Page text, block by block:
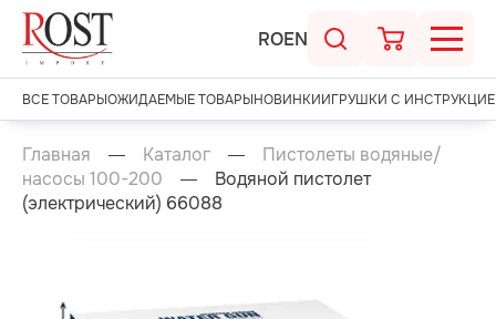
ROEN
ВСЕ ТОВАРЫОЖИДАЕМЫЕ ТОВАРЫНОВИНКИИГРУШКИ С
Главная Каталог
Пистолеты водяные/
насосы 100-200
Водяной пистолет
(электрический) 66088